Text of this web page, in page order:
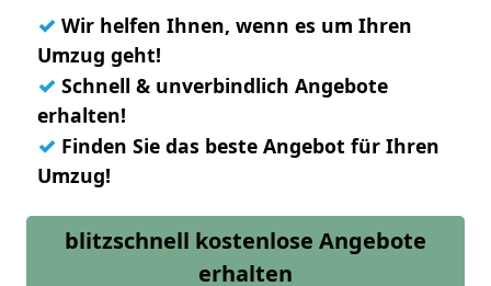
✓ Wir helfen Ihnen, wenn es um Ihren
Umzug geht!
✓ Schnell & unverbindlich Angebote
erhalten!
✓ Finden Sie das beste Angebot für Ihren
Umzug!
blitzschnell kostenlose Angebote
erhalten